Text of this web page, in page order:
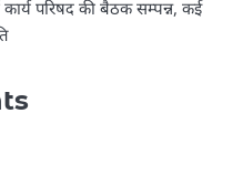
कार्य परिषद की बैठक सम्पन्न, कई